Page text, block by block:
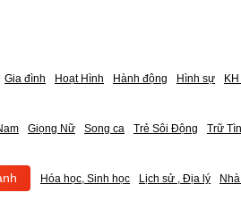
Gia đình Hoạt Hình Hành động Hình sự
Giọng Nữ Song ca Trẻ Sôi Động Trữ
Hóa học, Sinh học Lịch sử , Địa lý